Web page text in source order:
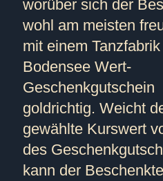
worüber sich der
wohl am meisten
mit einem Tanzfabrik
Bodensee Wert-
Geschenkgutschein
goldrichtig. Weicht
gewählte Kurswert
des
kann der